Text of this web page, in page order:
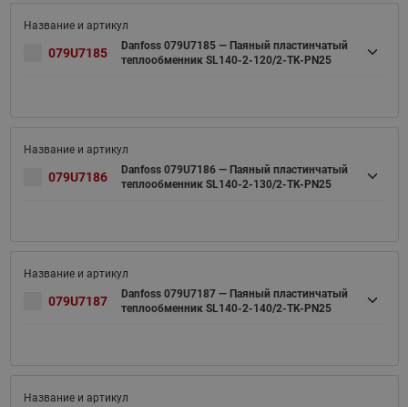
079U7185
Danfoss 079U7185 — Паяный пластинчатый
теплообменник SL140-2-120/2-TK-PN25
079U7186
Danfoss 079U7186 — Паяный пластинчатый
теплообменник SL140-2-130/2-TK-PN25
079U7187
Danfoss 079U7187 — Паяный пластинчатый
теплообменник SL140-2-140/2-TK-PN25